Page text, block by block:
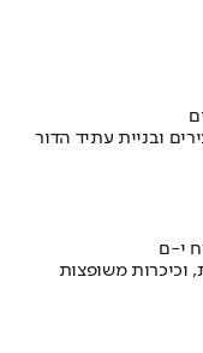
ובניית עתיד הדור
י-ם
וכיכרות משופצות